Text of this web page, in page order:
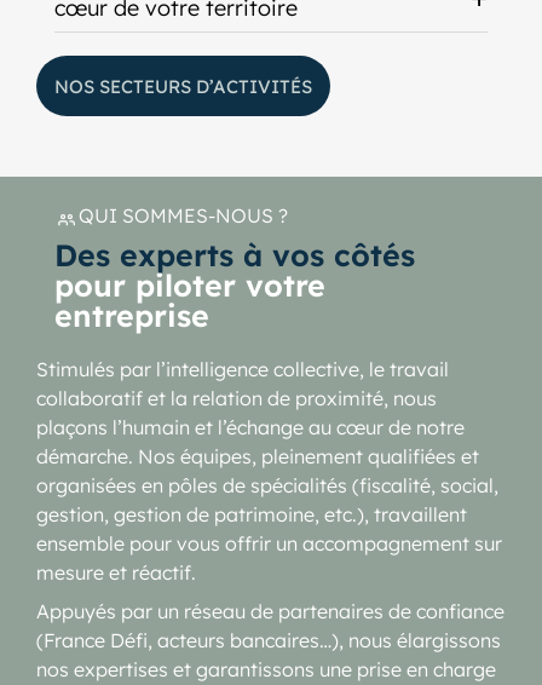
cœur de votre territoire
NOS SECTEURS D’ACTIVITÉS
QUI SOMMES-NOUS ?
Des experts à vos côtés
pour piloter votre
entreprise
Stimulés par l’intelligence collective, le travail
collaboratif et la relation de proximité, nous
plaçons l’humain et l’échange au cœur de notre
démarche. Nos équipes, pleinement qualifiées et
organisées en pôles de spécialités (fiscalité, social,
gestion, gestion de patrimoine, etc.), travaillent
ensemble pour vous offrir un accompagnement sur
mesure et réactif.
Appuyés par un réseau de partenaires de confiance
(France Défi, acteurs bancaires…), nous élargissons
nos expertises et garantissons une prise en charge